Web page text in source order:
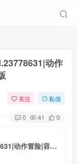
动作
关注 私信
0 41 0
死亡迪斯科/Dead as Disco Build.23778631|动作冒险|容量6.3GB|免安装绿色中文版